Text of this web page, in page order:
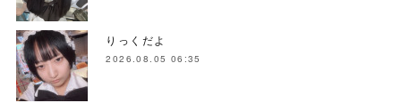
りっくだよ
2026.08.05 06:35